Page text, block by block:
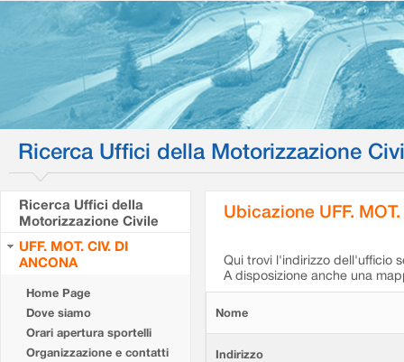
Ricerca Uffici della Motorizzazione
Ricerca Uffici della
Motorizzazione Civile
UFF. MOT. CIV. DI
ANCONA
Home Page
Dove siamo
Orari apertura sportelli
Organizzazione e contatti
Ubicazione UFF.
Qui trovi l'indirizzo dell'ufficio
A disposizione anche una
Nome
Indirizzo